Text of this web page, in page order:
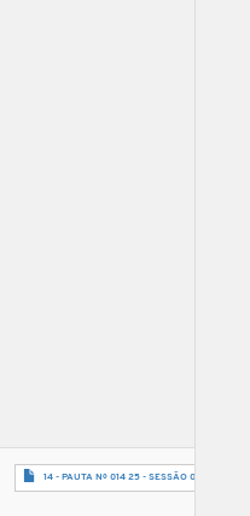
14 - PAUTA Nº 014 25 - SESSÃO 03.12.25-